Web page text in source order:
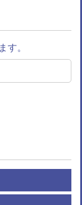
す。